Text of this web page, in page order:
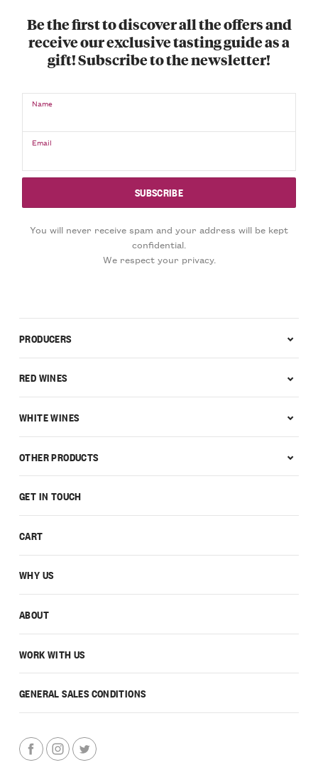
Be the first to discover all the offers and
receive our exclusive tasting guide as a
gift! Subscribe to the newsletter!
Name
Email
You will never receive spam and your address will be kept
confidential.
We respect your privacy.
GET IN TOUCH
CART
WHY US
ABOUT
WORK WITH US
GENERAL SALES CONDITIONS
PRODUCERS
RED WINES
WHITE WINES
OTHER PRODUCTS